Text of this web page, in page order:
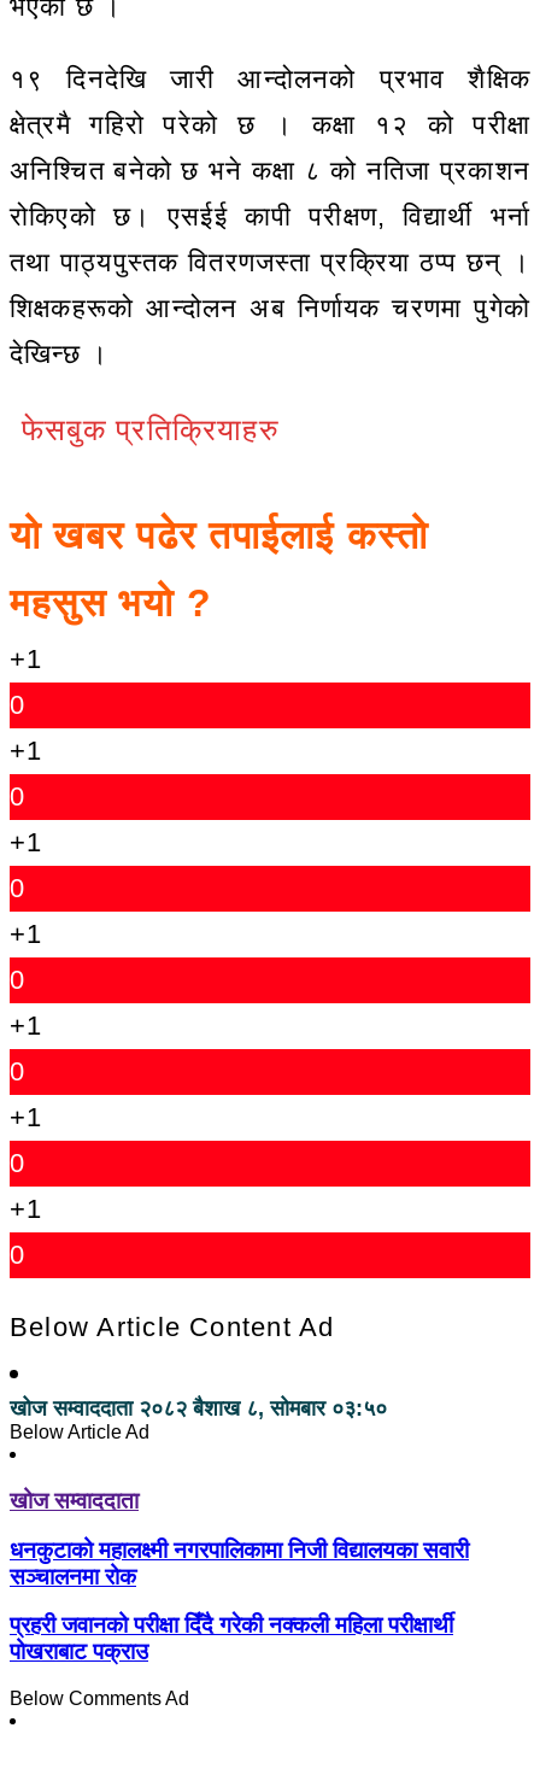
भएको छ ।
१९ दिनदेखि जारी आन्दोलनको प्रभाव शैक्षिक
क्षेत्रमै गहिरो परेको छ । कक्षा १२ को परीक्षा
अनिश्चित बनेको छ भने कक्षा ८ को नतिजा प्रकाशन
रोकिएको छ। एसईई कापी परीक्षण, विद्यार्थी भर्ना
तथा पाठ्यपुस्तक वितरणजस्ता प्रक्रिया ठप्प छन् ।
शिक्षकहरूको आन्दोलन अब निर्णायक चरणमा पुगेको
देखिन्छ ।
फेसबुक प्रतिक्रियाहरु
यो खबर पढेर तपाईलाई कस्तो
महसुस भयो ?
+1
0
+1
0
+1
0
+1
0
+1
0
+1
0
+1
0
Below Article Content Ad
खोज सम्वाददाता २०८२ बैशाख ८, सोमबार ०३:५०
Below Article Ad
खोज सम्वाददाता
धनकुटाको महालक्ष्मी नगरपालिकामा निजी विद्यालयका सवारी
सञ्चालनमा रोक
प्रहरी जवानको परीक्षा दिँदै गरेकी नक्कली महिला परीक्षार्थी
पोखराबाट पक्राउ
Below Comments Ad